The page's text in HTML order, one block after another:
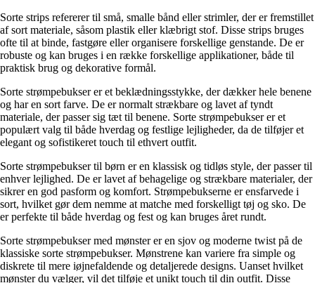
Sorte strips refererer til små, smalle bånd eller strimler, der er fremstillet
af sort materiale, såsom plastik eller klæbrigt stof. Disse strips bruges
ofte til at binde, fastgøre eller organisere forskellige genstande. De er
robuste og kan bruges i en række forskellige applikationer, både til
praktisk brug og dekorative formål.
Sorte strømpebukser er et beklædningsstykke, der dækker hele benene
og har en sort farve. De er normalt strækbare og lavet af tyndt
materiale, der passer sig tæt til benene. Sorte strømpebukser er et
populært valg til både hverdag og festlige lejligheder, da de tilføjer et
elegant og sofistikeret touch til ethvert outfit.
Sorte strømpebukser til børn er en klassisk og tidløs style, der passer til
enhver lejlighed. De er lavet af behagelige og strækbare materialer, der
sikrer en god pasform og komfort. Strømpebukserne er ensfarvede i
sort, hvilket gør dem nemme at matche med forskelligt tøj og sko. De
er perfekte til både hverdag og fest og kan bruges året rundt.
Sorte strømpebukser med mønster er en sjov og moderne twist på de
klassiske sorte strømpebukser. Mønstrene kan variere fra simple og
diskrete til mere iøjnefaldende og detaljerede designs. Uanset hvilket
mønster du vælger, vil det tilføje et unikt touch til din outfit. Disse